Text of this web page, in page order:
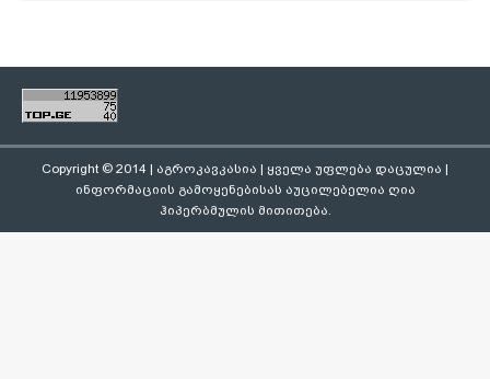
Copyright © 2014 | აგროკავკასია | ყველა უფლება დაცულია |
ინფორმაციის გამოყენებისას აუცილებელია ღია
ჰიპერბმულის მითითება.